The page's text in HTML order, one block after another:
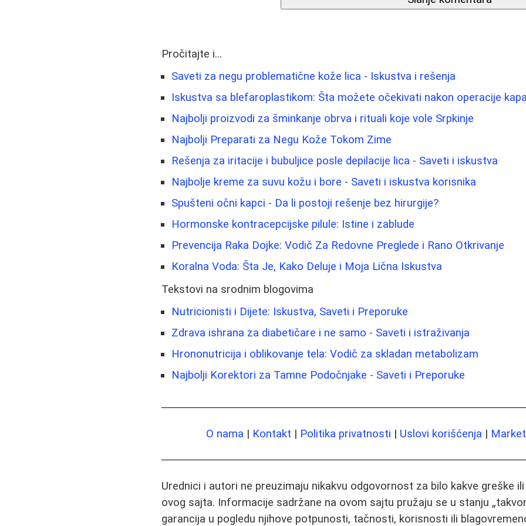
Pročitajte i...
Saveti za negu problematične kože lica - Iskustva i rešenja
Iskustva sa blefaroplastikom: Šta možete očekivati nakon operacije
Najbolji proizvodi za šminkanje obrva i rituali koje vole Srpkinje
Najbolji Preparati za Negu Kože Tokom Zime
Rešenja za iritacije i bubuljice posle depilacije lica - Saveti i iskustva
Najbolje kreme za suvu kožu i bore - Saveti i iskustva korisnika
Spušteni očni kapci - Da li postoji rešenje bez hirurgije?
Hormonske kontracepcijske pilule: Istine i zablude
Prevencija Raka Dojke: Vodič Za Redovne Preglede i Rano Otkrivanje
Koralna Voda: Šta Je, Kako Deluje i Moja Lična Iskustva
Tekstovi na srodnim blogovima
Nutricionisti i Dijete: Iskustva, Saveti i Preporuke
Zdrava ishrana za diabetičare i ne samo - Saveti i istraživanja
Hrononutricija i oblikovanje tela: Vodič za skladan metabolizam
Najbolji Korektori za Tamne Podočnjake - Saveti i Preporuke
O nama | Kontakt | Politika privatnosti | Uslovi korišćenja |
Urednici i autori ne preuzimaju nikakvu odgovornost za bilo kakve greške
ovog sajta. Informacije sadržane na ovom sajtu pružaju se u stanju
garancija u pogledu njihove potpunosti, tačnosti, korisnosti ili